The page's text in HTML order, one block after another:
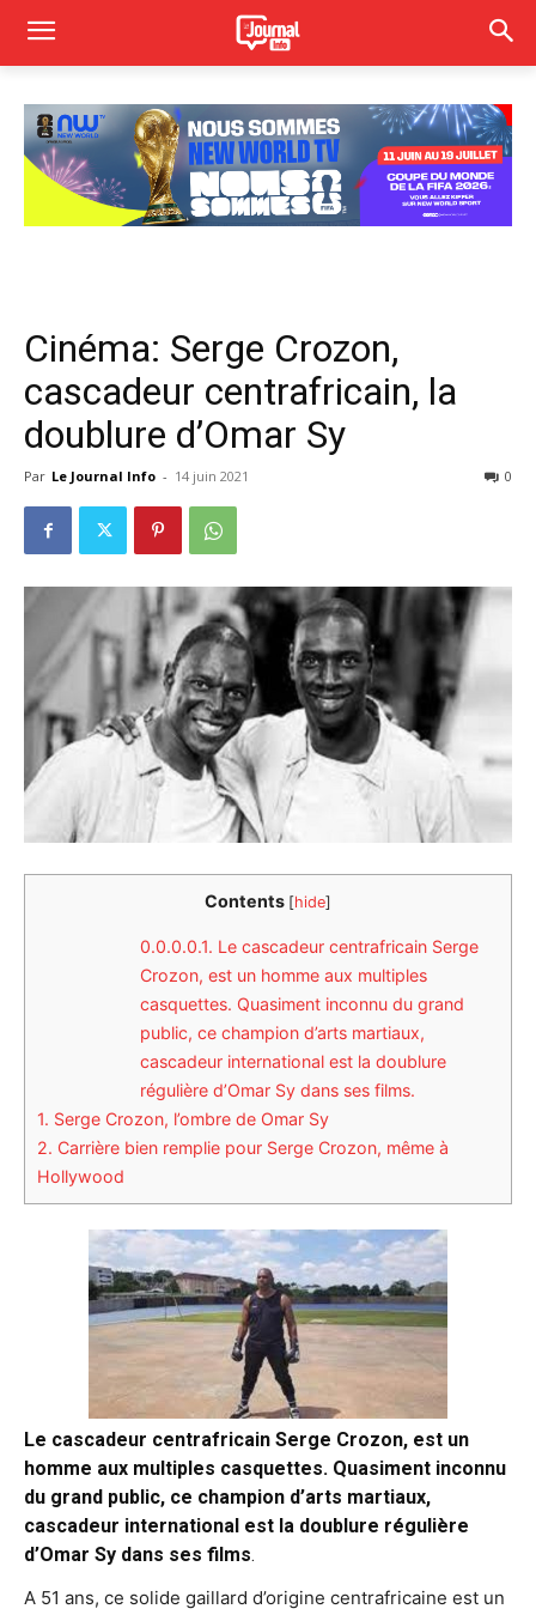
Cinéma: Serge Crozon,
cascadeur centrafricain, la
doublure d’Omar Sy
Par Le Journal Info - 14 juin 2021 0
Contents [hide]
0.0.0.0.1. Le cascadeur centrafricain Serge
Crozon, est un homme aux multiples
casquettes. Quasiment inconnu du grand
public, ce champion d’arts martiaux,
cascadeur international est la doublure
régulière d’Omar Sy dans ses films.
1. Serge Crozon, l’ombre de Omar Sy
2. Carrière bien remplie pour Serge Crozon, même à
Hollywood
Le cascadeur centrafricain Serge Crozon, est un
homme aux multiples casquettes. Quasiment inconnu
du grand public, ce champion d’arts martiaux,
cascadeur international est la doublure régulière
d’Omar Sy dans ses films.
A 51 ans, ce solide gaillard d’origine centrafricaine est un